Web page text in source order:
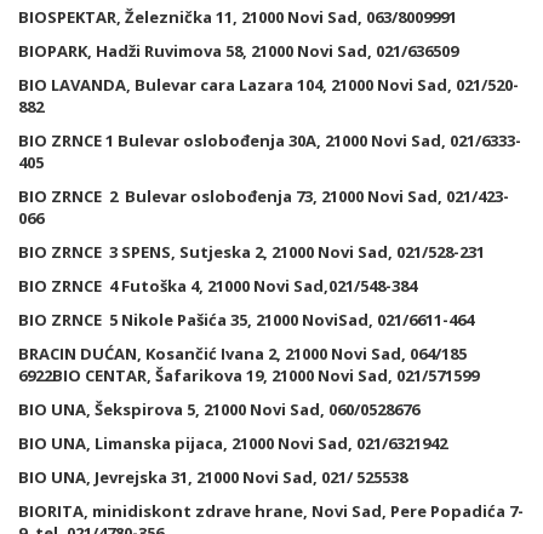
BIOSPEKTAR, Železnička 11, 21000 Novi Sad, 063/8009991
BIOPARK, Hadži Ruvimova 58, 21000 Novi Sad, 021/636509
BIO LAVANDA, Bulevar cara Lazara 104, 21000 Novi Sad, 021/520-
882
BIO ZRNCE 1 Bulevar oslobođenja 30A, 21000 Novi Sad, 021/6333-
405
BIO ZRNCE 2 Bulevar oslobođenja 73, 21000 Novi Sad, 021/423-
066
BIO ZRNCE 3 SPENS, Sutjeska 2, 21000 Novi Sad, 021/528-231
BIO ZRNCE 4 Futoška 4, 21000 Novi Sad,021/548-384
BIO ZRNCE 5 Nikole Pašića 35, 21000 NoviSad, 021/6611-464
BRACIN DUĆAN, Kosančić Ivana 2, 21000 Novi Sad, 064/185
6922BIO CENTAR, Šafarikova 19, 21000 Novi Sad, 021/571599
BIO UNA, Šekspirova 5, 21000 Novi Sad, 060/0528676
BIO UNA, Limanska pijaca, 21000 Novi Sad, 021/6321942
BIO UNA, Jevrejska 31, 21000 Novi Sad, 021/ 525538
BIORITA, minidiskont zdrave hrane, Novi Sad, Pere Popadića 7-